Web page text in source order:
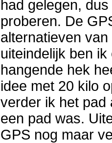
had gelegen,
proberen. De
alternatieven
uiteindelijk ben
hangende hek
idee met 20 kilo
verder ik het pad
een pad was.
GPS nog maar